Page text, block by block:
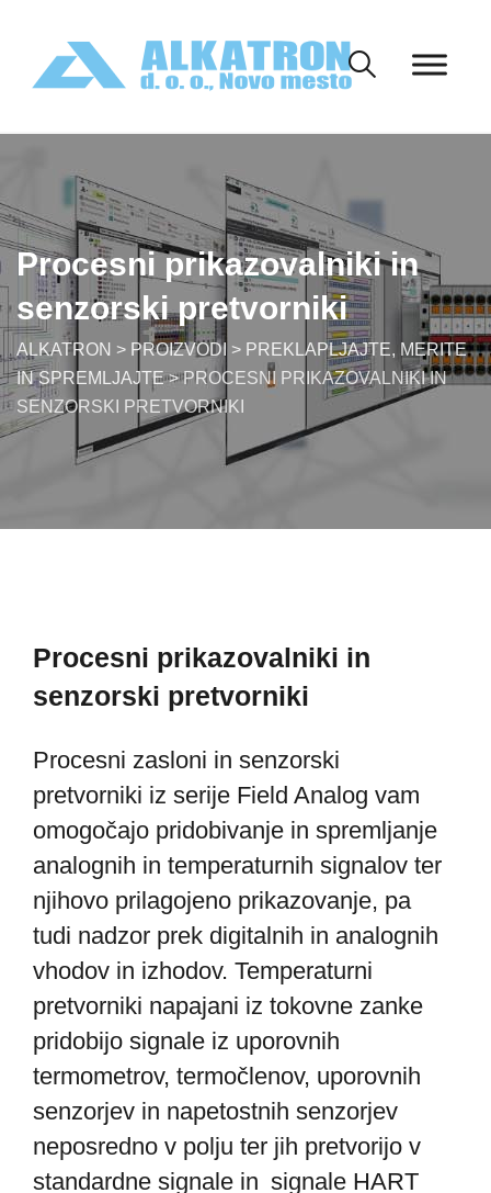
content
Procesni prikazovalniki in
senzorski pretvorniki
ALKATRON > PROIZVODI > PREKLAPLJAJTE, MERITE
IN SPREMLJAJTE>PROCESNI PRIKAZOVALNIKI IN
SENZORSKI PRETVORNIKI
Procesni prikazovalniki in
senzorski pretvorniki
Procesni zasloni in senzorski
pretvorniki iz serije Field Analog vam
omogočajo pridobivanje in spremljanje
analognih in temperaturnih signalov ter
njihovo prilagojeno prikazovanje, pa
tudi nadzor prek digitalnih in analognih
vhodov in izhodov. Temperaturni
pretvorniki napajani iz tokovne zanke
pridobijo signale iz uporovnih
termometrov, termočlenov, uporovnih
senzorjev in napetostnih senzorjev
neposredno v polju ter jih pretvorijo v
standardne signale in signale HART